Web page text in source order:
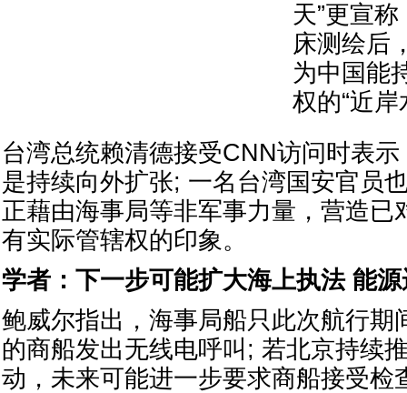
天”更宣
床测绘后
为中国能
权的“近岸
台湾总统赖清德接受CNN访问时表
是持续向外扩张; 一名台湾国安官员
正藉由海事局等非军事力量，营造已
有实际管辖权的印象。
学者：下一步可能扩大海上执法 能
鲍威尔指出，海事局船只此次航行期
的商船发出无线电呼叫; 若北京持续
动，未来可能进一步要求商船接受检